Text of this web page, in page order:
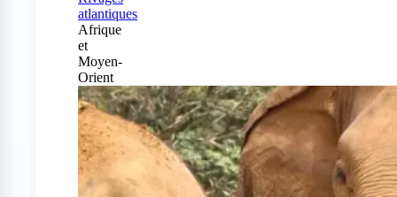
atlantiques
Afrique
et
Moyen-
Orient